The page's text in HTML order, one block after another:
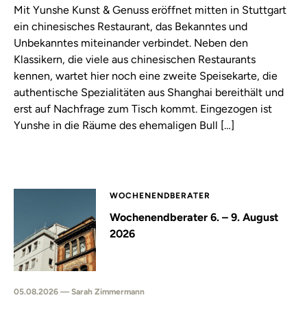
Mit Yunshe Kunst & Genuss eröffnet mitten in Stuttgart
ein chinesisches Restaurant, das Bekanntes und
Unbekanntes miteinander verbindet. Neben den
Klassikern, die viele aus chinesischen Restaurants
kennen, wartet hier noch eine zweite Speisekarte, die
authentische Spezialitäten aus Shanghai bereithält und
erst auf Nachfrage zum Tisch kommt. Eingezogen ist
Yunshe in die Räume des ehemaligen Bull […]
WOCHENENDBERATER
Wochenendberater 6. – 9. August
2026
05.08.2026 — Sarah Zimmermann